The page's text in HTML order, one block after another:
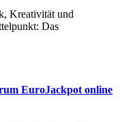
Kreativität und
Das
EuroJackpot online